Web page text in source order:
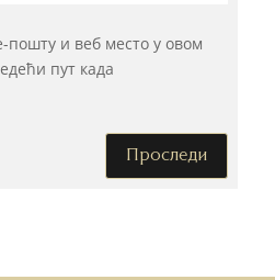
пошту и веб место у овом
пут када
Проследи